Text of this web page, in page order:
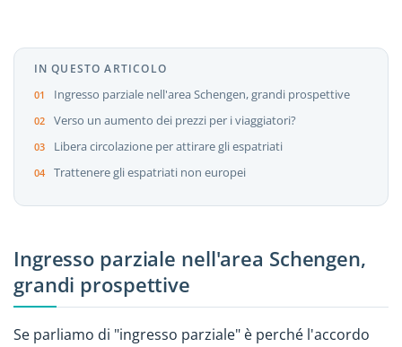
IN QUESTO ARTICOLO
Ingresso parziale nell'area Schengen, grandi prospettive
Verso un aumento dei prezzi per i viaggiatori?
Libera circolazione per attirare gli espatriati
Trattenere gli espatriati non europei
Ingresso parziale nell'area Schengen,
grandi prospettive
Se parliamo di "ingresso parziale" è perché l'accordo